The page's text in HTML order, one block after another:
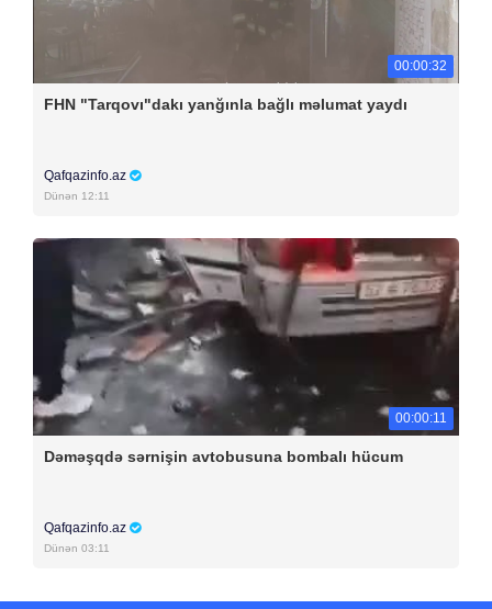
00:00:32
FHN "Tarqovı"dakı yanğınla bağlı məlumat yaydı
Qafqazinfo.az
Dünən 12:11
00:00:11
Dəməşqdə sərnişin avtobusuna bombalı hücum
Qafqazinfo.az
Dünən 03:11